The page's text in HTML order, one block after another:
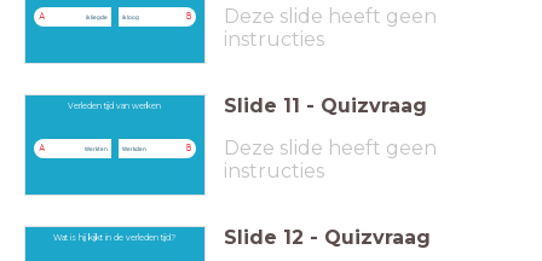
A ik liegde B
ik loog
Deze slide heeft geen
instructies
Verleden tijd van werken
A Werkten B
Werkden
Slide 11 - Quizvraag
Deze slide heeft geen
instructies
Wat is hij kijkt in de verleden tijd? Slide 12 - Quizvraag